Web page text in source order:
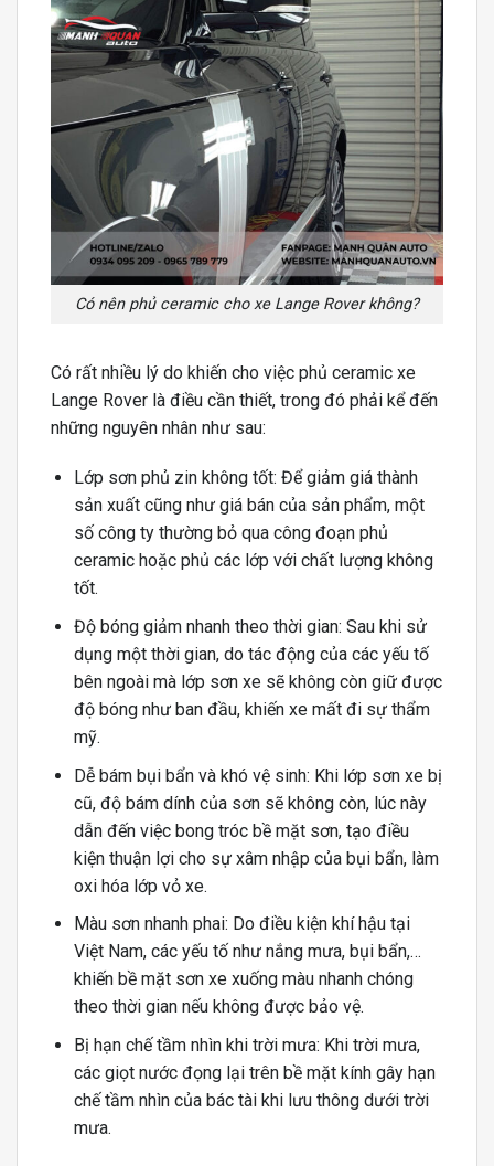
Có nên phủ ceramic cho xe Lange Rover không?
Có rất nhiều lý do khiến cho việc phủ ceramic xe
Lange Rover là điều cần thiết, trong đó phải kể đến
những nguyên nhân như sau:
Lớp sơn phủ zin không tốt: Để giảm giá thành
sản xuất cũng như giá bán của sản phẩm, một
số công ty thường bỏ qua công đoạn phủ
ceramic hoặc phủ các lớp với chất lượng không
tốt.
Độ bóng giảm nhanh theo thời gian: Sau khi sử
dụng một thời gian, do tác động của các yếu tố
bên ngoài mà lớp sơn xe sẽ không còn giữ được
độ bóng như ban đầu, khiến xe mất đi sự thẩm
mỹ.
Dễ bám bụi bẩn và khó vệ sinh: Khi lớp sơn xe bị
cũ, độ bám dính của sơn sẽ không còn, lúc này
dẫn đến việc bong tróc bề mặt sơn, tạo điều
kiện thuận lợi cho sự xâm nhập của bụi bẩn, làm
oxi hóa lớp vỏ xe.
Màu sơn nhanh phai: Do điều kiện khí hậu tại
Việt Nam, các yếu tố như nắng mưa, bụi bẩn,…
khiến bề mặt sơn xe xuống màu nhanh chóng
theo thời gian nếu không được bảo vệ.
Bị hạn chế tầm nhìn khi trời mưa: Khi trời mưa,
các giọt nước đọng lại trên bề mặt kính gây hạn
chế tầm nhìn của bác tài khi lưu thông dưới trời
mưa.